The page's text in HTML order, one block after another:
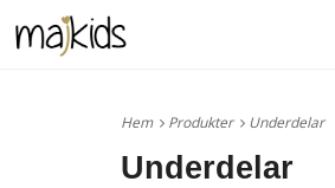
Hem Produkter Underdelar
Underdelar